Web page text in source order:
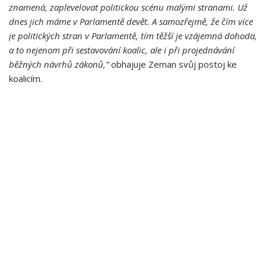
znamená, zaplevelovat politickou scénu malými stranami. Už
dnes jich máme v Parlamentě devět. A samozřejmě, že čím více
je politických stran v Parlamentě, tím těžší je vzájemná dohoda,
a to nejenom při sestavování koalic, ale i při projednávání
běžných návrhů zákonů,”obhajuje Zeman svůj postoj ke
koalicím.